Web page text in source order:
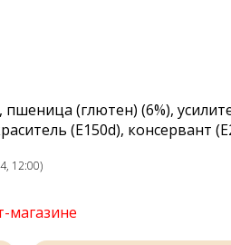
(глютен) (6%),
(Е150d), консервант
12:00)
магазине